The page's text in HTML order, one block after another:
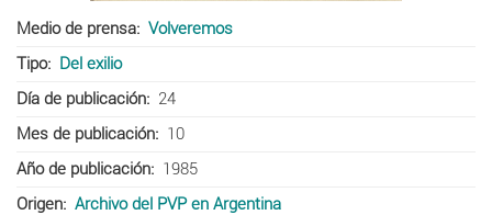
Medio de prensa
Volveremos
Tipo
Del exilio
Día de publicación
24
Mes de publicación
10
Año de publicación
1985
Origen
Archivo del PVP en Argentina